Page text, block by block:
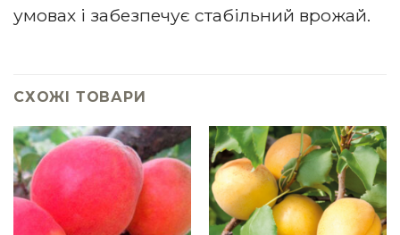
умовах і забезпечує стабільний врожай.
СХОЖІ ТОВАРИ